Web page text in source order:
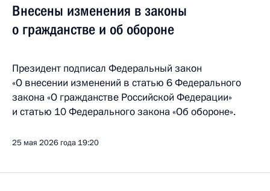
Внесены изменения в законы
о гражданстве и об обороне
Президент подписал Федеральный закон
«О внесении изменений в статью 6 Федерального
закона «О гражданстве Российской Федерации»
и статью 10 Федерального закона «Об обороне».
25 мая 2026 года 19:20